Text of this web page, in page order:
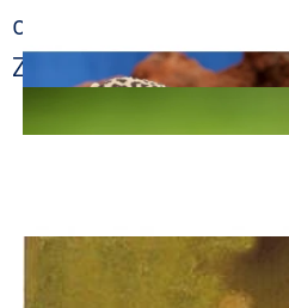
oczekiwania nie jest
Zapraszamy.
Króliki